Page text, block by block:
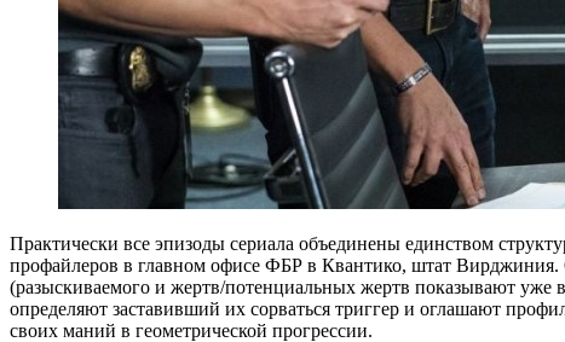
Практически все эпизоды сериала объединены единством
профайлеров в главном офисе ФБР в Квантико, штат Вирджиния.
(разыскиваемого и жертв/потенциальных жертв показывают
определяют заставивший их сорваться триггер и оглашают
своих маний в геометрической прогрессии.